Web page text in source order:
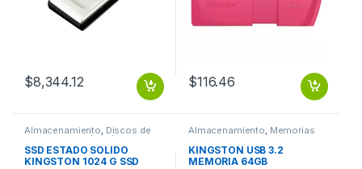
$8,344.12 $116.46
Almacenamiento, Discos de
Estado Solido (SSD)
SSD ESTADO SOLIDO
KINGSTON 1024 G SSD
Almacenamiento, Memorias
KINGSTON USB 3.2
MEMORIA 64GB